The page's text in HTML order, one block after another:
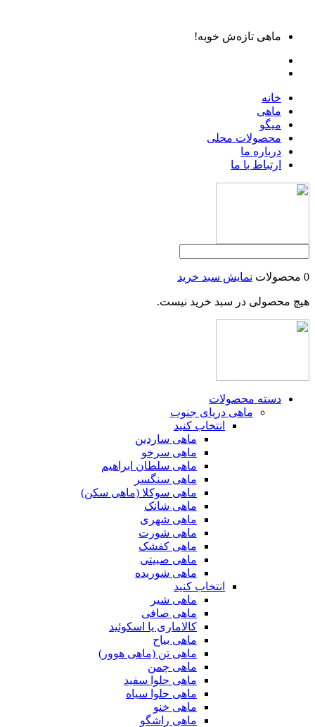
ماهی تازه‌ش خوبه!
خانه
ماهی
میگو
محصولات محلی
درباره ما
ارتباط با ما
0 محصولات نمایش سبد خرید
هیچ محصولی در سبد خرید نیست.
دسته محصولات
ماهی دریای جنوب
انتخاب کنید
ماهی ساردین
ماهی سرخو
ماهی سلطان ابراهیم
ماهی سنگسر
ماهی سوکلا (ماهی سکن)
ماهی شانک
ماهی شهری
ماهی شورت
ماهی کفشک
ماهی صبیتی
ماهی شوریده
انتخاب کنید
ماهی شیر
ماهی صافی
کالاماری یا اسکوئید
ماهی بیاح
ماهی تن (ماهی هوور)
ماهی چمن
ماهی حلوا سفید
ماهی حلوا سیاه
ماهی خنو
ماهی راشگو